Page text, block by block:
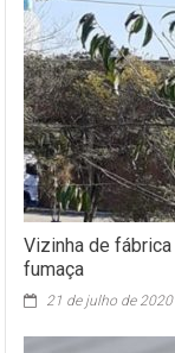
Vizinha de
fumaça
21 de julho de 2020